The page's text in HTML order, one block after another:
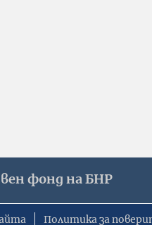
фонд на БНР
Политика за